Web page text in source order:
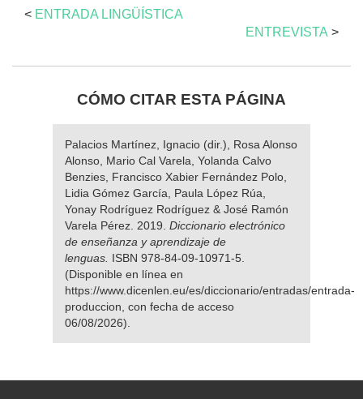
< ENTRADA LINGÜÍSTICA
ENTREVISTA >
CÓMO CITAR ESTA PÁGINA
Palacios Martínez, Ignacio (dir.), Rosa Alonso
Alonso, Mario Cal Varela, Yolanda Calvo
Benzies, Francisco Xabier Fernández Polo,
Lidia Gómez García, Paula López Rúa,
Yonay Rodríguez Rodríguez & José Ramón
Varela Pérez. 2019. Diccionario electrónico
de enseñanza y aprendizaje de
lenguas. ISBN 978-84-09-10971-5.
(Disponible en línea en
https://www.dicenlen.eu/es/diccionario/entradas/entrada-
produccion, con fecha de acceso
06/08/2026).